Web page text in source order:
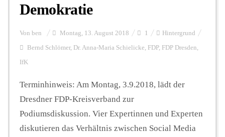
Demokratie
Von ben Montag, 13. August 2018 1 Hintergrund
Bernd Schlömer, Dr. Anna-Maria Schielicke, FDP, FDP Dresden,
IfK
Terminhinweis: Am Montag, 3.9.2018, lädt der
Dresdner FDP-Kreisverband zur
Podiumsdiskussion. Vier Expertinnen und Experten
diskutieren das Verhältnis zwischen Social Media